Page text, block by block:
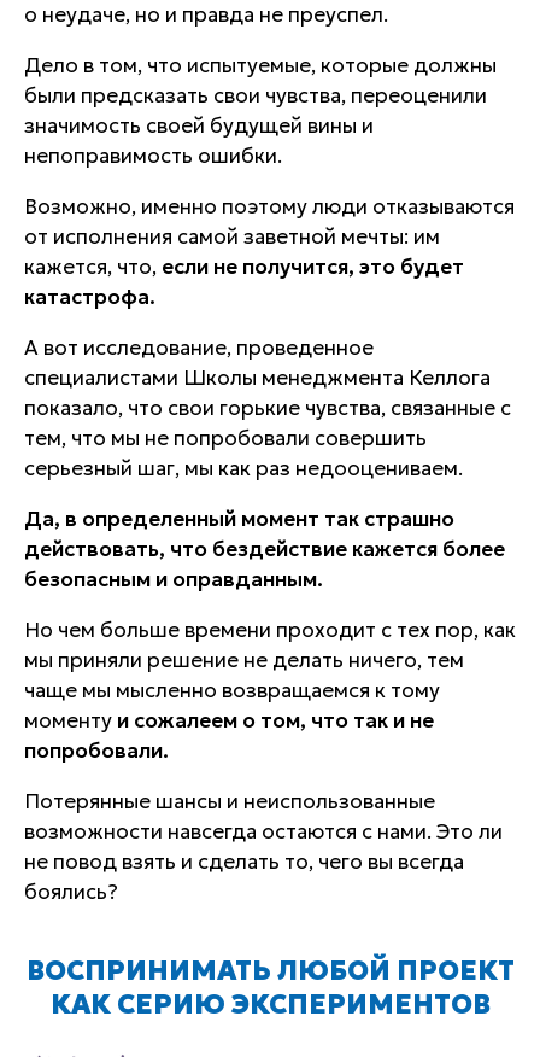
о неудаче, но и правда не преуспел.
Дело в том, что испытуемые, которые должны
были предсказать свои чувства, переоценили
значимость своей будущей вины и
непоправимость ошибки.
Возможно, именно поэтому люди отказываются
от исполнения самой заветной мечты: им
кажется, что, если не получится, это будет
катастрофа.
А вот исследование, проведенное
специалистами Школы менеджмента Келлога
показало, что свои горькие чувства, связанные с
тем, что мы не попробовали совершить
серьезный шаг, мы как раз недооцениваем.
Да, в определенный момент так страшно
действовать, что бездействие кажется более
безопасным и оправданным.
Но чем больше времени проходит с тех пор, как
мы приняли решение не делать ничего, тем
чаще мы мысленно возвращаемся к тому
моменту и сожалеем о том, что так и не
попробовали.
Потерянные шансы и неиспользованные
возможности навсегда остаются с нами. Это ли
не повод взять и сделать то, чего вы всегда
боялись?
ВОСПРИНИМАТЬ ЛЮБОЙ ПРОЕКТ
КАК СЕРИЮ ЭКСПЕРИМЕНТОВ